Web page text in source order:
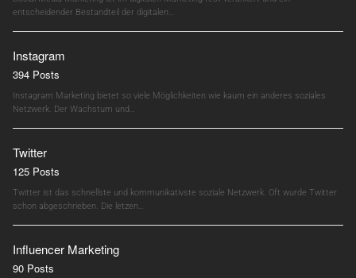
entscheidender Bestandteil der digitalen…
Instagram
394 Posts
Instagram Marketing bietet so viele Möglichkeiten wie kaum ein anderes soziales
Netzwerk. Der Wachstum und…
Twitter
125 Posts
Twitter ist das schnellste und kommunikativste soziale Netzwerk. Oft wurde Twitter
schon abgeschrieben. Die letzen…
Influencer Marketing
90 Posts